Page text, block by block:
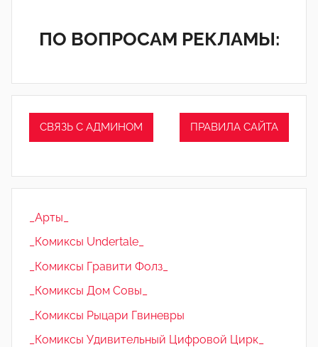
ПО ВОПРОСАМ РЕКЛАМЫ:
СВЯЗЬ С АДМИНОМ ПРАВИЛА САЙТА
_Арты_
_Комиксы Undertale_
_Комиксы Гравити Фолз_
_Комиксы Дом Совы_
_Комиксы Рыцари Гвиневры
_Комиксы Удивительный Цифровой Цирк_